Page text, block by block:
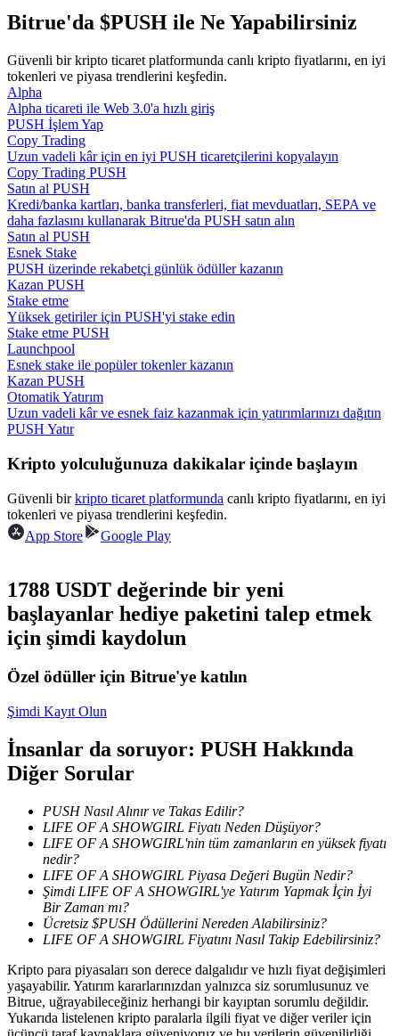
Bilgi
Rehber
Vadeli İşlemler Başlangıç Kılavuzu
Nasıl kârlı kalabileceğinizi öğrenin
Kazan
Power Piggy
Günlük rekabetçi ödüller kazanın
Bitrue'da $PUSH ile Ne Yapabilirsiniz
Güvenli bir kripto ticaret platformunda canlı kripto fiyatlarını, en iyi
tokenleri ve piyasa trendlerini keşfedin.
Alpha
Alpha ticareti ile Web 3.0'a hızlı giriş
PUSH İşlem Yap
Copy Trading
Uzun vadeli kâr için en iyi PUSH ticaretçilerini kopyalayın
Copy Trading PUSH
Satın al PUSH
Kredi/banka kartları, banka transferleri, fiat mevduatları, SEPA ve
daha fazlasını kullanarak Bitrue'da PUSH satın alın
Satın al PUSH
Esnek Stake
PUSH üzerinde rekabetçi günlük ödüller kazanın
Kazan PUSH
Stake etme
Yüksek getiriler için PUSH'yi stake edin
Stake etme PUSH
Launchpool
Esnek stake ile popüler tokenler kazanın
Kazan PUSH
Otomatik Yatırım
Uzun vadeli kâr ve esnek faiz kazanmak için yatırımlarınızı dağıtın
PUSH Yatır
Kripto yolculuğunuza dakikalar içinde başlayın
Güvenli birkripto ticaret platformunda canlı kripto fiyatlarını, en iyi
tokenleri ve piyasa trendlerini keşfedin.
App Store
Google Play
1788 USDT değerinde bir yeni
başlayanlar hediye paketini talep etmek
için şimdi kaydolun
Özel ödüller için Bitrue'ye katılın
Şimdi Kayıt Olun
İnsanlar da soruyor: PUSH Hakkında
Diğer Sorular
PUSH Nasıl Alınır ve Takas Edilir?
LIFE OF A SHOWGIRL Fiyatı Neden Düşüyor?
LIFE OF A SHOWGIRL'nin tüm zamanların en yüksek fiyatı
nedir?
LIFE OF A SHOWGIRL Piyasa Değeri Bugün Nedir?
Şimdi LIFE OF A SHOWGIRL'ye Yatırım Yapmak İçin İyi
Bir Zaman mı?
Ücretsiz $PUSH Ödüllerini Nereden Alabilirsiniz?
LIFE OF A SHOWGIRL Fiyatını Nasıl Takip Edebilirsiniz?
Kripto para piyasaları son derece dalgalıdır ve hızlı fiyat değişimleri
yaşayabilir. Yatırım kararlarınızdan yalnızca siz sorumlusunuz ve
Bitrue, uğrayabileceğiniz herhangi bir kayıptan sorumlu değildir.
Yukarıda listelenen kripto paralarla ilgili fiyat ve diğer veriler için